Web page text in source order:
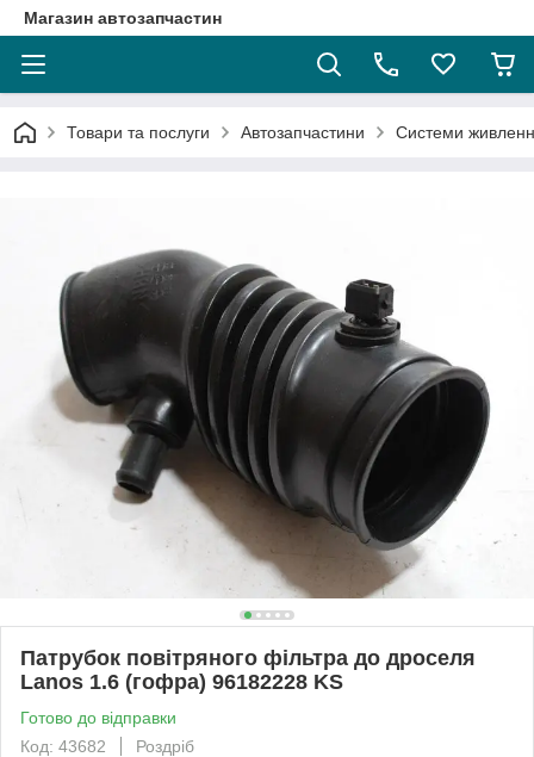
Магазин автозапчастин
Товари та послуги Автозапчастини Системи
Патрубок повітряного фільтра до дроселя
Lanos 1.6 (гофра) 96182228 KS
Готово до відправки
Код: 43682
Роздріб